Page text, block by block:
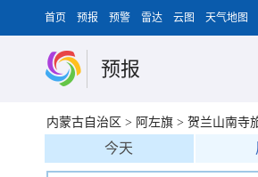
首页 预报 预警 雷达 云图 天气地图
预报
内蒙古自治区 > 阿左旗 > 贺兰山南寺
今天